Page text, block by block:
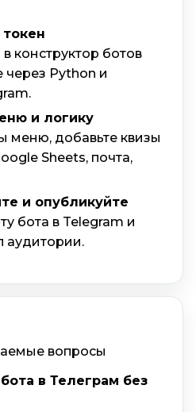
в конструктор ботов
через Python и
и логику
меню, добавьте квизы
Sheets, почта,
и опубликуйте
бота в Telegram и
аудитории.
вопросы
в Телеграм без